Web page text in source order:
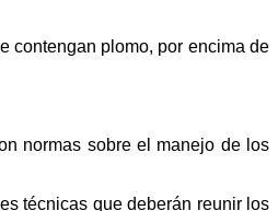
contengan plomo, por encima de
normas sobre el manejo de los
técnicas que deberán reunir los